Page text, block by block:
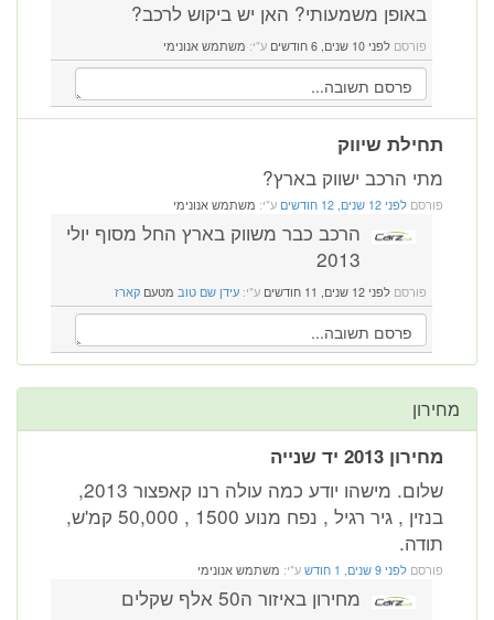
באופן משמעותי? האן יש ביקוש לרכב?
פורסם לפני 10 שנים, 6 חודשים ע"י: משתמש אנונימי
תחילת שיווק
מתי הרכב ישווק בארץ?
פורסם לפני 12 שנים, 12 חודשים ע"י: משתמש אנונימי
הרכב כבר משווק בארץ החל מסוף יולי
2013
פורסם לפני 12 שנים, 11 חודשים ע"י: עידן שם טוב מטעם קארז
מחירון
מחירון 2013 יד שנייה
שלום. מישהו יודע כמה עולה רנו קאפצור 2013,
בנזין , גיר רגיל , נפח מנוע 1500 , 50,000 קמ'ש,
תודה.
פורסם לפני 9 שנים, 1 חודש ע"י: משתמש אנונימי
מחירון באיזור ה50 אלף שקלים